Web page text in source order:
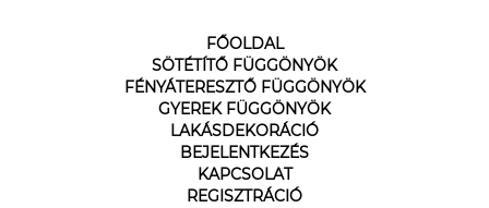
FŐOLDAL
SÖTÉTÍTŐ FÜGGÖNYÖK
FÉNYÁTERESZTŐ FÜGGÖNYÖK
GYEREK FÜGGÖNYÖK
LAKÁSDEKORÁCIÓ
BEJELENTKEZÉS
KAPCSOLAT
REGISZTRÁCIÓ